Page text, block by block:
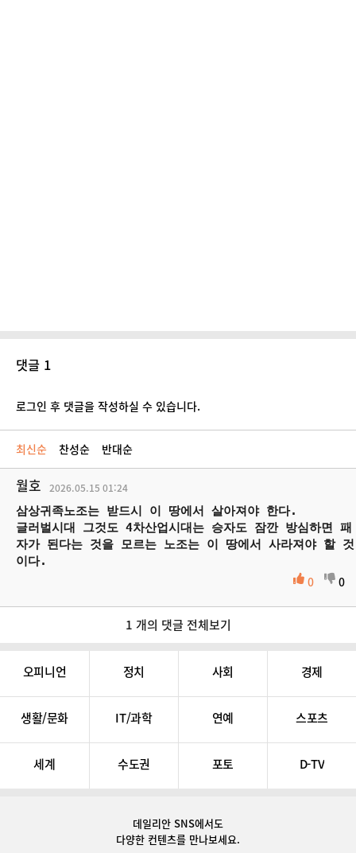
댓글 1
로그인 후 댓글을 작성하실 수 있습니다.
최신순 찬성순 반대순
월호 2026.05.15 01:24
삼상귀족노조는 받드시 이 땅에서 살아져야 한다.
글러벌시대 그것도 4차산업시대는 승자도 잠깐 방심하면 패
자가 된다는 것을 모르는 노조는 이 땅에서 사라져야 할 것
이다.
0 0
1 개의 댓글 전체보기
오피니언 정치 사회 경제
생활/문화 IT/과학 연예 스포츠
세계 수도권 포토 D-TV
데일리안 SNS에서도
다양한 컨텐츠를 만나보세요.